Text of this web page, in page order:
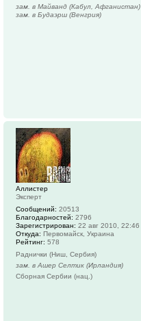
зам. в Майванд (Кабул, Афганистан)
зам. в Будаэрш (Венгрия)
Аллистер
Эксперт
Сообщений: 20513
Благодарностей: 2796
Зарегистрирован: 22 авг 2010, 22:46
Откуда: Первомайск, Украина
Рейтинг: 578
Раднички (Ниш, Сербия)
зам. в Ашер Селтик (Ирландия)
Сборная Сербии (нац.)